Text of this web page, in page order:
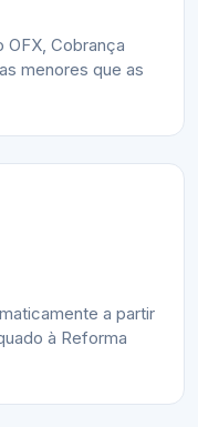
OFX, Cobrança
menores que as
a partir
à Reforma